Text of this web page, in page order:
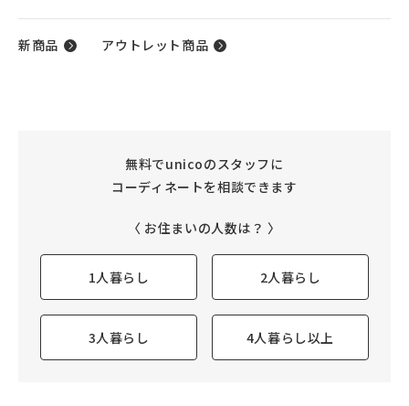
新商品 アウトレット商品
無料でunicoのスタッフに
コーディネートを相談できます
〈 お住まいの人数は？ 〉
1人暮らし 2人暮らし
3人暮らし 4人暮らし以上